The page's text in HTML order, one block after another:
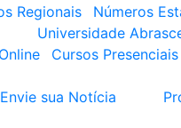
Regionais Números
Universidade
Cursos Presenciais
Envie sua Notícia